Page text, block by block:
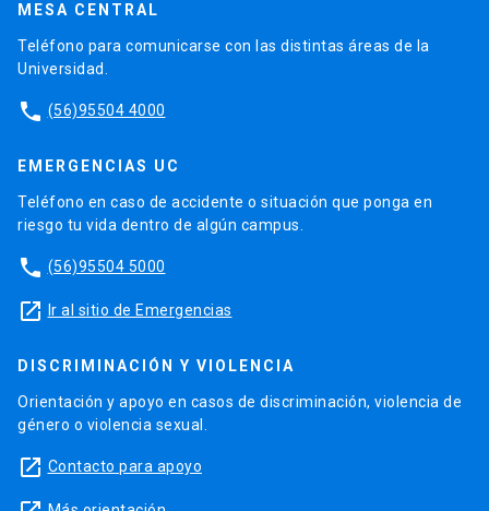
MESA CENTRAL
Teléfono para comunicarse con las distintas áreas de la
Universidad.
phone (56)95504 4000
EMERGENCIAS UC
Teléfono en caso de accidente o situación que ponga en
riesgo tu vida dentro de algún campus.
phone (56)95504 5000
launch Ir al sitio de Emergencias
DISCRIMINACIÓN Y VIOLENCIA
Orientación y apoyo en casos de discriminación, violencia de
género o violencia sexual.
launch Contacto para apoyo